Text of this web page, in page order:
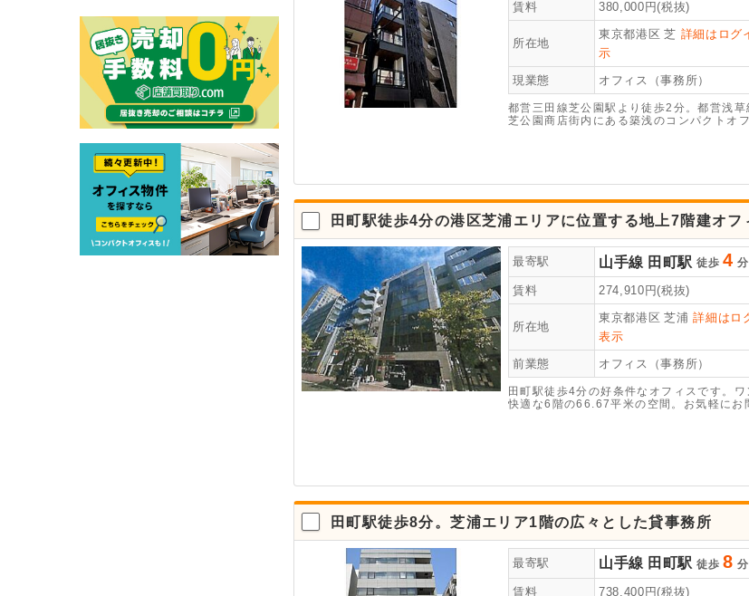
賃料 380,000 円(税抜)
所在地
東京都港区 芝 詳細はログ
示
現業態 オフィス（事務所）
都営三田線芝公園駅より徒歩2分。都営浅
芝公園商店街内にある築浅のコンパクトオ
田町駅徒歩4分の港区芝浦エリアに位置する地上7階建オフ
最寄駅 山手線 田町駅 徒歩 4 分
賃料 274,910 円(税抜)
所在地
東京都港区 芝浦詳細はロ
表示
前業態 オフィス（事務所）
田町駅徒歩4分の好条件なオフィスです。
快適な6階の66.67平米の空間。お気軽にお
田町駅徒歩8分。芝浦エリア1階の広々とした貸事務所
最寄駅 山手線 田町駅 徒歩 8 分
賃料 738,400 円(税抜)